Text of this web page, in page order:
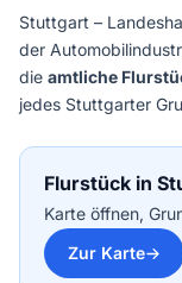
Stuttgart –
der
die amtliche
jedes Stuttgarter
Flurstück in
Karte öffnen,
Zur Karte